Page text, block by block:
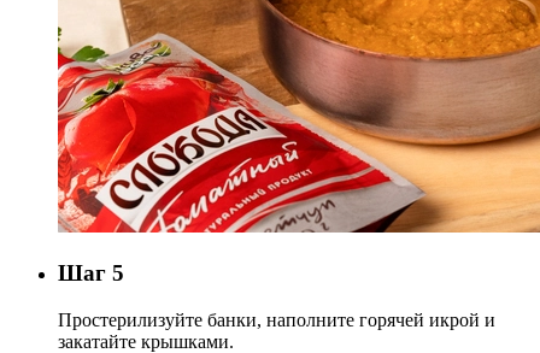
Шаг 5
Простерилизуйте банки, наполните горячей икрой и
закатайте крышками.